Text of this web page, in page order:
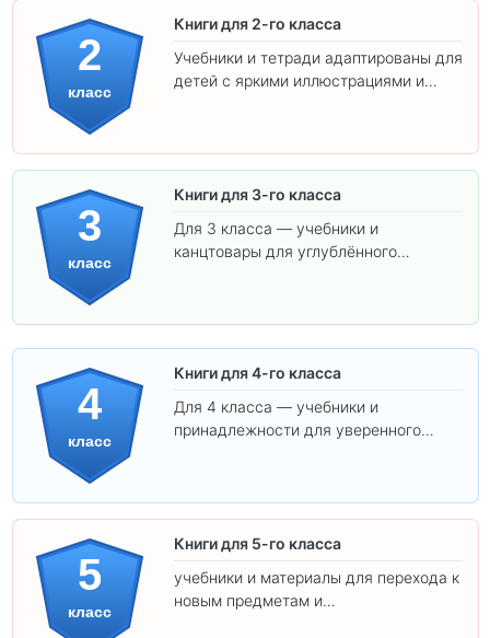
2
класс
Книги для 2-го класса
Учебники и тетради адаптированы для
детей с яркими иллюстрациями и
3
класс
Книги для 3-го класса
Для 3 класса — учебники и
канцтовары для углублённого
4
класс
Книги для 4-го класса
Для 4 класса — учебники и
принадлежности для уверенного
5
класс
Книги для 5-го класса
учебники и материалы для перехода к
новым предметам и